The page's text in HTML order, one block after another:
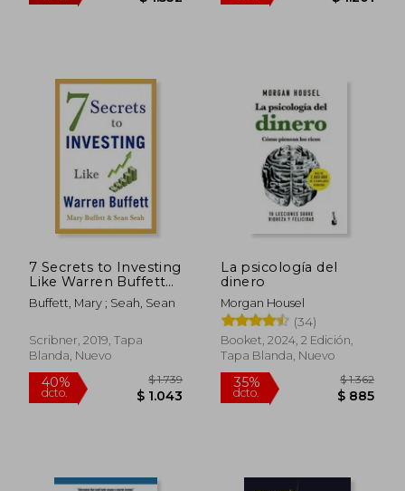
40%
dcto.
$ 2.505 50%
dcto.
$
7 Secrets to Investing
Like Warren Buffett
(en Inglés)
Buffett, Mary ; Seah, Sean
Scribner, 2019, Tapa
Blanda, Nuevo
La psicología del
dinero
Morgan Housel
(34)
Booket, 2024, 2 Edición,
Tapa Blanda, Nuevo